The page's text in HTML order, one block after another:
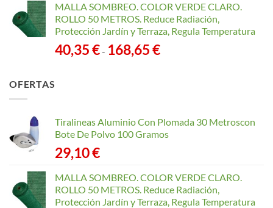
MALLA SOMBREO. COLOR VERDE CLARO.
ROLLO 50 METROS. Reduce Radiación,
Protección Jardín y Terraza, Regula Temperatura
40,35€- 168,65€Rango
168,65 €
OFERTAS
Tiralineas Aluminio Con Plomada 30 Metroscon
Bote De Polvo 100 Gramos
29,10€
MALLA SOMBREO. COLOR VERDE CLARO.
ROLLO 50 METROS. Reduce Radiación,
Protección Jardín y Terraza, Regula Temperatura